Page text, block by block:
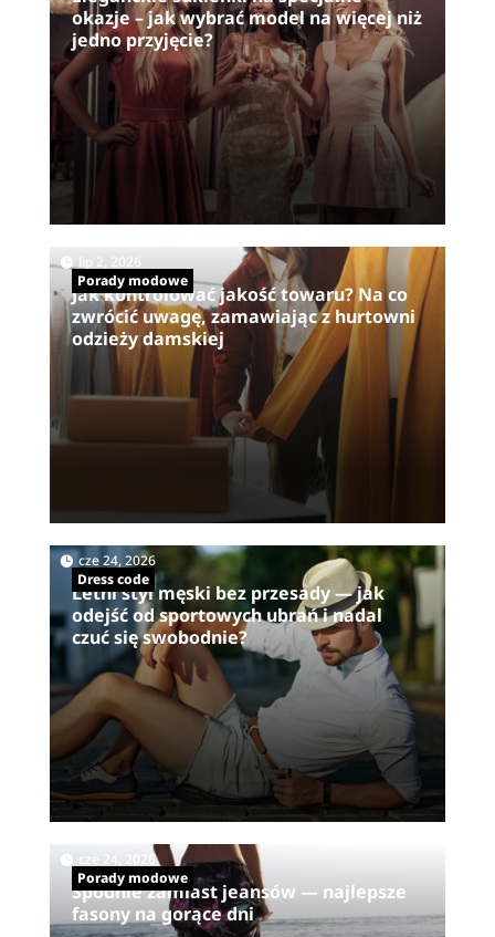
okazje – jak wybrać model na więcej niż
jedno przyjęcie?
Jak kontrolować jakość towaru? Na co
zwrócić uwagę, zamawiając z hurtowni
odzieży damskiej
lip 2, 2026
Porady modowe
Letni styl męski bez przesady — jak
odejść od sportowych ubrań i nadal
czuć się swobodnie?
cze 24, 2026|
Dress code
Spodnie zamiast jeansów — najlepsze
fasony na gorące dni
cze 24, 2026|
Porady modowe